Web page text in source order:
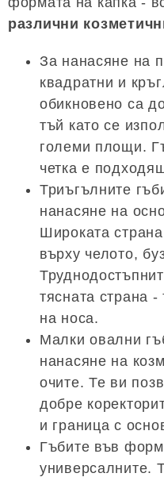
различни
За нанасяне на
квадратни и
обикновено са
тъй като се
големи площи.
четка е
Триъгълните
нанасяне на
Широката
върху челото,
тясната страна
на носа.
Малки овални
нанасяне на
очите. Те ви
добре
и граница с
Гъбите във
универсалните.